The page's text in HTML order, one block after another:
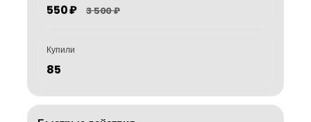
550 ₽ 3 500 ₽
Купили
85